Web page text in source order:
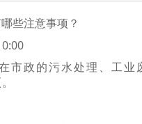
些注意事项？
市政的污水处理、工业
。